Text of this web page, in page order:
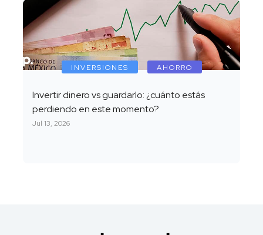
INVERSIONES AHORRO
Invertir dinero vs guardarlo: ¿cuánto estás
perdiendo en este momento?
Jul 13, 2026